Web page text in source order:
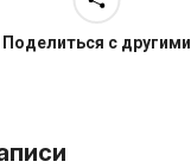
Поделиться с другими